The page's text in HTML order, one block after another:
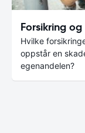
Forsikring
Hvilke
oppstår en
egenandelen?